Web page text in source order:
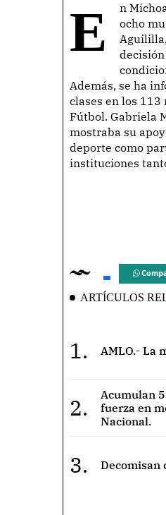
En Michoacán, la Secretaría de Educación del Estado (SEE) ha suspendido las clases en
ocho
Además, se ha
clases en los
Fútbol. Gabriela
mostraba su
deporte como
instituciones
ARTÍCULOS
1. AMLO.- La
2.
Acumulan
fuerza en
Nacional.
3. Decomisan